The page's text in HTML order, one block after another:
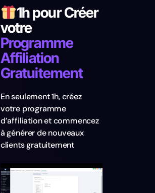
1h pour Créer
votre
Programme
Affiliation
Gratuitement
En seulement 1h, créez
votre programme
d’affiliation et commencez
à générer de nouveaux
clients gratuitement